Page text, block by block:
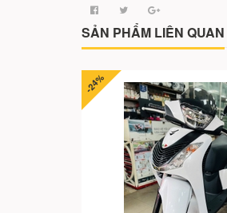
SẢN PHẨM LIÊN QUAN
-24%